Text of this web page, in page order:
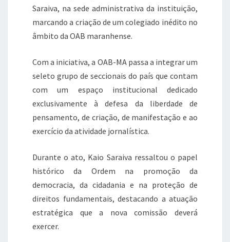
Saraiva, na sede administrativa da instituição,
marcando a criação de um colegiado inédito no
âmbito da OAB maranhense.
Com a iniciativa, a OAB-MA passa a integrar um
seleto grupo de seccionais do país que contam
com um espaço institucional dedicado
exclusivamente à defesa da liberdade de
pensamento, de criação, de manifestação e ao
exercício da atividade jornalística.
Durante o ato, Kaio Saraiva ressaltou o papel
histórico da Ordem na promoção da
democracia, da cidadania e na proteção de
direitos fundamentais, destacando a atuação
estratégica que a nova comissão deverá
exercer.